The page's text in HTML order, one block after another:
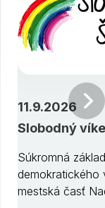
Slobodný
11.9.2026
Súkromná
demokratického
mestská časť